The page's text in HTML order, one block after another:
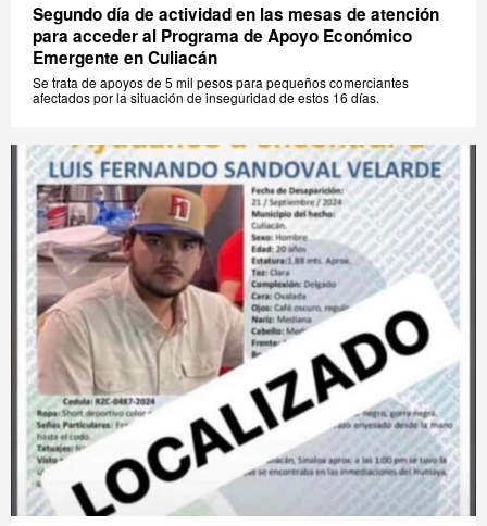
Segundo día de actividad en las mesas de atención
para acceder al Programa de Apoyo Económico
Emergente en Culiacán
Se trata de apoyos de 5 mil pesos para pequeños comerciantes
afectados por la situación de inseguridad de estos 16 días.